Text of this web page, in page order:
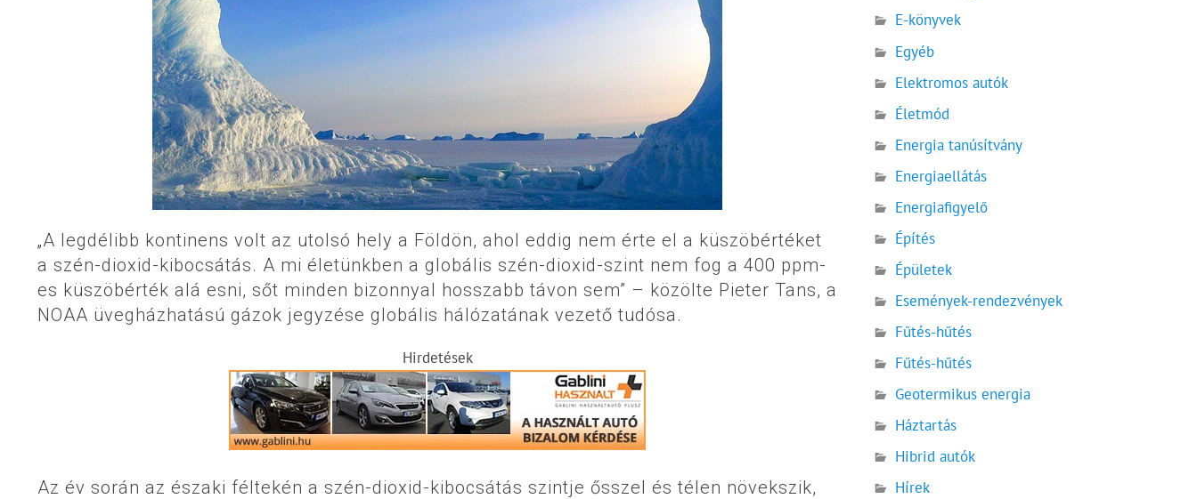
„A legdélibb kontinens volt az utolsó hely a Földön, ahol eddig nem érte el a küszöbértéket
a szén-dioxid-kibocsátás. A mi életünkben a globális szén-dioxid-szint nem fog a 400 ppm-
es küszöbérték alá esni, sőt minden bizonnyal hosszabb távon sem” – közölte Pieter Tans, a
NOAA üvegházhatású gázok jegyzése globális hálózatának vezető tudósa.
Hirdetések
Az év során az északi féltekén a szén-dioxid-kibocsátás szintje ősszel és télen növekszik,
E-könyvek
Egyéb
Elektromos autók
Életmód
Energia tanúsítvány
Energiaellátás
Energiafigyelő
Építés
Épületek
Események-rendezvények
Fűtés-hűtés
Fűtés-hűtés
Geotermikus energia
Háztartás
Hibrid autók
Hírek